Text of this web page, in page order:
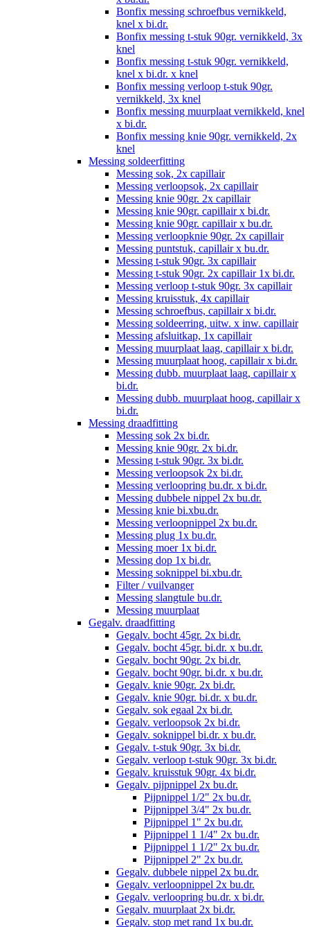
Bonfix messing schroefbus vernikkeld,
knel x bi.dr.
Bonfix messing t-stuk 90gr. vernikkeld, 3x
knel
Bonfix messing t-stuk 90gr. vernikkeld,
knel x bi.dr. x knel
Bonfix messing verloop t-stuk 90gr.
vernikkeld, 3x knel
Bonfix messing muurplaat vernikkeld, knel
x bi.dr.
Bonfix messing knie 90gr. vernikkeld, 2x
knel
Messing soldeerfitting
Messing sok, 2x capillair
Messing verloopsok, 2x capillair
Messing knie 90gr. 2x capillair
Messing knie 90gr. capillair x bi.dr.
Messing knie 90gr. capillair x bu.dr.
Messing verloopknie 90gr. 2x capillair
Messing puntstuk, capillair x bu.dr.
Messing t-stuk 90gr. 3x capillair
Messing t-stuk 90gr. 2x capillair 1x bi.dr.
Messing verloop t-stuk 90gr. 3x capillair
Messing kruisstuk, 4x capillair
Messing schroefbus, capillair x bi.dr.
Messing soldeerring, uitw. x inw. capillair
Messing afsluitkap, 1x capillair
Messing muurplaat laag, capillair x bi.dr.
Messing muurplaat hoog, capillair x bi.dr.
Messing dubb. muurplaat laag, capillair x
bi.dr.
Messing dubb. muurplaat hoog, capillair x
bi.dr.
Messing draadfitting
Messing sok 2x bi.dr.
Messing knie 90gr. 2x bi.dr.
Messing t-stuk 90gr. 3x bi.dr.
Messing verloopsok 2x bi.dr.
Messing verloopring bu.dr. x bi.dr.
Messing dubbele nippel 2x bu.dr.
Messing knie bi.xbu.dr.
Messing verloopnippel 2x bu.dr.
Messing plug 1x bu.dr.
Messing moer 1x bi.dr.
Messing dop 1x bi.dr.
Messing soknippel bi.xbu.dr.
Filter / vuilvanger
Messing slangtule bu.dr.
Messing muurplaat
Gegalv. draadfitting
Gegalv. bocht 45gr. 2x bi.dr.
Gegalv. bocht 45gr. bi.dr. x bu.dr.
Gegalv. bocht 90gr. 2x bi.dr.
Gegalv. bocht 90gr. bi.dr. x bu.dr.
Gegalv. knie 90gr. 2x bi.dr.
Gegalv. knie 90gr. bi.dr. x bu.dr.
Gegalv. sok egaal 2x bi.dr.
Gegalv. verloopsok 2x bi.dr.
Gegalv. soknippel bi.dr. x bu.dr.
Gegalv. t-stuk 90gr. 3x bi.dr.
Gegalv. verloop t-stuk 90gr. 3x bi.dr.
Gegalv. kruisstuk 90gr. 4x bi.dr.
Gegalv. pijpnippel 2x bu.dr.
Pijpnippel 1/2" 2x bu.dr.
Pijpnippel 3/4" 2x bu.dr.
Pijpnippel 1" 2x bu.dr.
Pijpnippel 1 1/4" 2x bu.dr.
Pijpnippel 1 1/2" 2x bu.dr.
Pijpnippel 2" 2x bu.dr.
Gegalv. dubbele nippel 2x bu.dr.
Gegalv. verloopnippel 2x bu.dr.
Gegalv. verloopring bu.dr. x bi.dr.
Gegalv. muurplaat 2x bi.dr.
Gegalv. stop met rand 1x bu.dr.